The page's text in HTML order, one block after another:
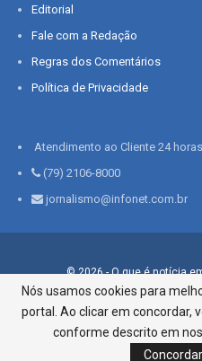
Editorial
Fale com a Redação
Regras dos Comentários
Política de Privacidade
Atendimento ao Cliente 24
(79) 2106-8000
jornalismo@infonet.com.br
© 2026 - O que é notícia
Infonet - Rua Monsenhor
Aracaju-SE, CEP 49015-030,
Nós usamos cookies para
portal. Ao clicar em concordar,
conforme descrito em
Concordar